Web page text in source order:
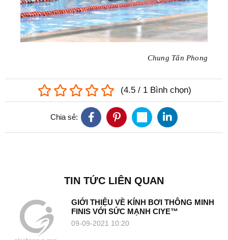
Chung Tấn Phong
(4.5 / 1 Bình chọn)
Chia sẻ:
TIN TỨC LIÊN QUAN
GIỚI THIỆU VỀ KÍNH BƠI THÔNG MINH
FINIS VỚI SỨC MẠNH CIYE™
09-09-2021 10:20